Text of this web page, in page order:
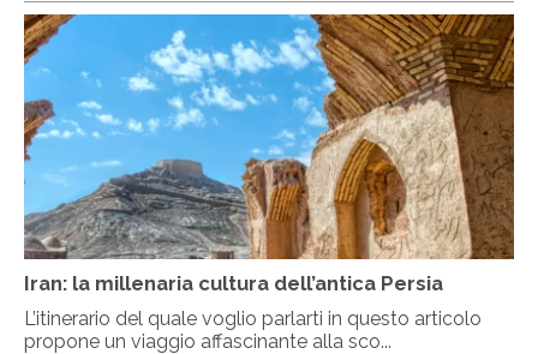
Iran: la millenaria cultura dell’antica Persia
L’itinerario del quale voglio parlarti in questo articolo
propone un viaggio affascinante alla sco...